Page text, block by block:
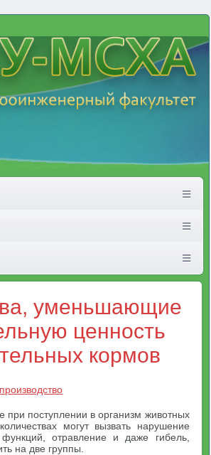
уменьшающие
ценность
кормов
при поступлении в организм животных
могут вызвать нарушение
функций, отравление и даже гибель,
на две группы.